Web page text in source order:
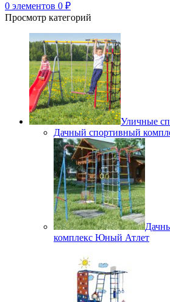
0 элементов 0 ₽
Просмотр категорий
Уличные
Дачный спортивный
комплекс Юный Атлет